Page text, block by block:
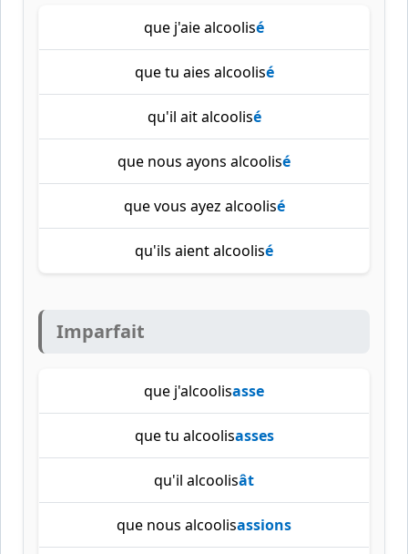
que j'aie alcoolisé
que tu aies alcoolisé
qu'il ait alcoolisé
que nous ayons alcoolisé
que vous ayez alcoolisé
qu'ils aient alcoolisé
Imparfait
que j'alcoolisasse
que tu alcoolisasses
qu'il alcoolisât
que nous alcoolisassions